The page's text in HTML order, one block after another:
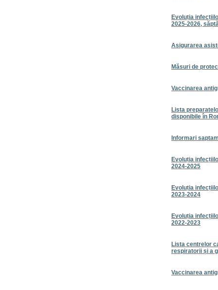
Evoluția
2025-2026,
Asigurarea
Măsuri de
Vaccinarea
Lista
disponibile în
Informari
Evoluția
2024-2025
Evoluția
2023-2024
Evoluția
2022-2023
Lista centrelor
respiratorii și a
Vaccinarea